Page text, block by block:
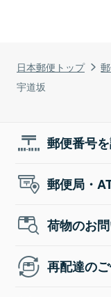
日本郵便トップ
宇道坂
郵便番号
郵便局・
荷物のお
再配達の